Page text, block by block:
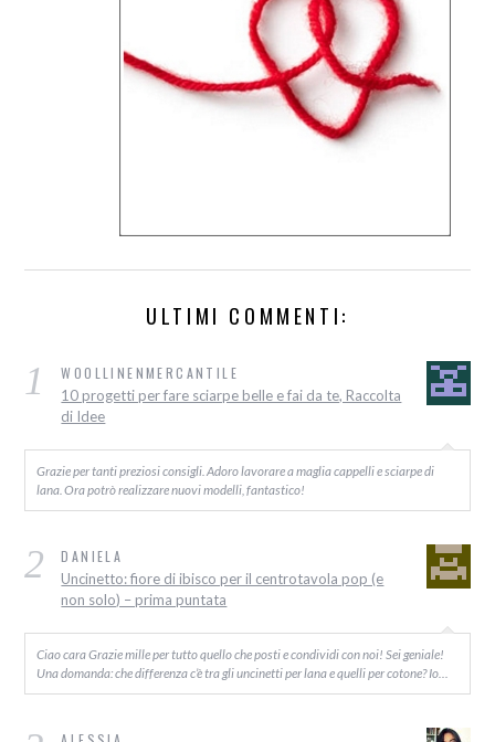
ULTIMI COMMENTI:
1 WOOLLINENMERCANTILE
10 progetti per fare sciarpe belle e fai da te, Raccolta
di Idee
Grazie per tanti preziosi consigli. Adoro lavorare a maglia cappelli e sciarpe di
lana. Ora potrò realizzare nuovi modelli, fantastico!
2 DANIELA
Uncinetto: fiore di ibisco per il centrotavola pop (e
non solo) – prima puntata
Ciao cara Grazie mille per tutto quello che posti e condividi con noi! Sei geniale!
Una domanda: che differenza c’è tra gli uncinetti per lana e quelli per cotone? Io…